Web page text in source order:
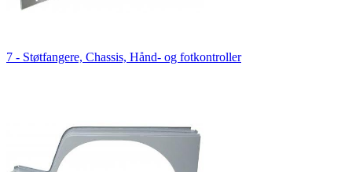
7 - Støtfangere, Chassis, Hånd- og fotkontroller